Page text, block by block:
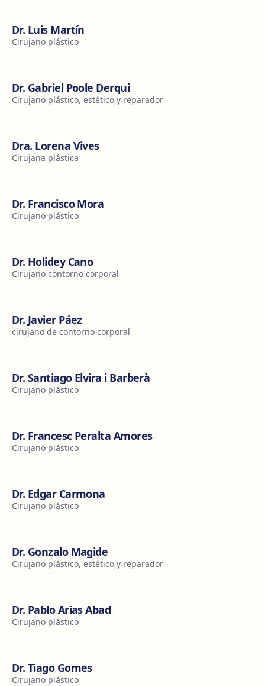
Dr. Luis Martín
Cirujano plástico
Dr. Gabriel Poole Derqui
Cirujano plástico, estético y reparador
Dra. Lorena Vives
Cirujana plástica
Dr. Francisco Mora
Cirujano plástico
Dr. Holidey Cano
Cirujano contorno corporal
Dr. Javier Páez
cirujano de contorno corporal
Dr. Santiago Elvira i Barberà
Cirujano plástico
Dr. Francesc Peralta Amores
Cirujano plástico
Dr. Edgar Carmona
Cirujano plástico
Dr. Gonzalo Magide
Cirujano plástico, estético y reparador
Dr. Pablo Arias Abad
Cirujano plástico
Dr. Tiago Gomes
Cirujano plástico